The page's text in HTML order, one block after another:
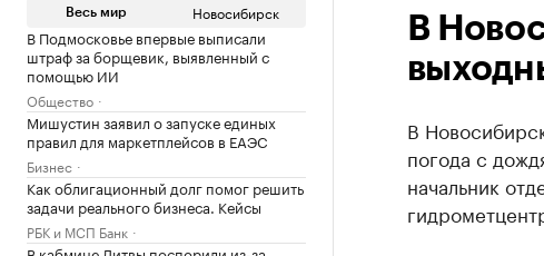
Весь мир Новосибирск
В Подмосковье впервые выписали
штраф за борщевик, выявленный с
помощью ИИ
Общество
Мишустин заявил о запуске единых
правил для маркетплейсов в ЕАЭС
Бизнес
Как облигационный долг помог решить
задачи реального бизнеса. Кейсы
РБК и МСП Банк
В
В
погода с
начальник